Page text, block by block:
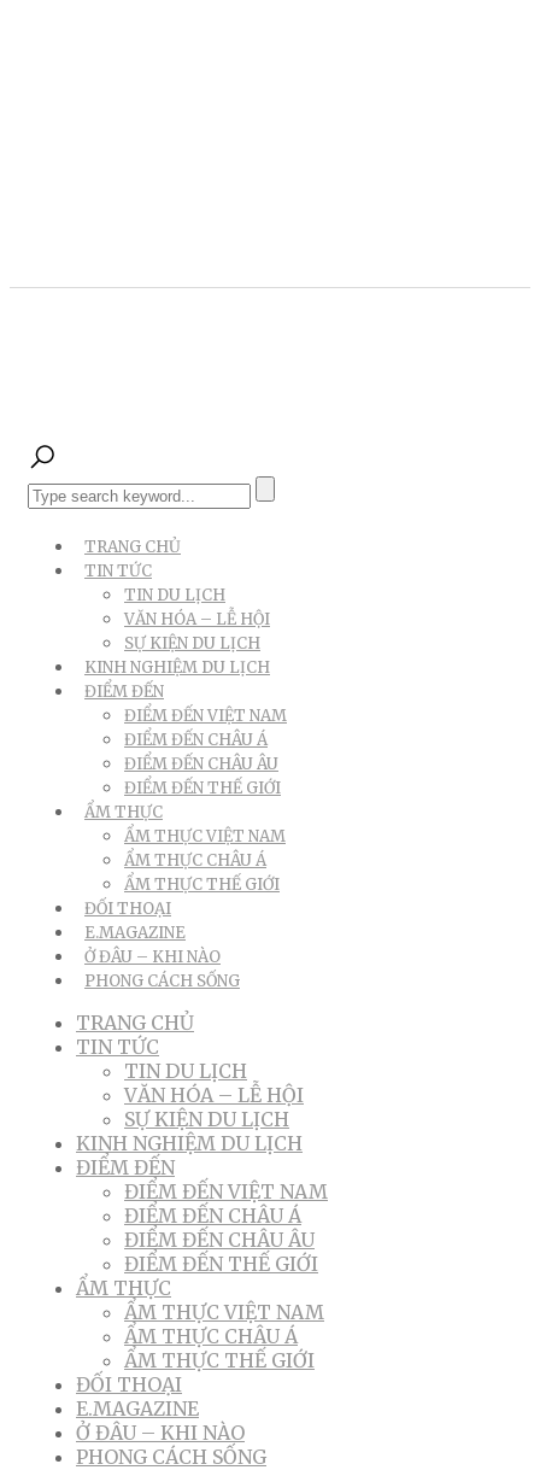
TRANG CHỦ
TIN TỨC
TIN DU LỊCH
VĂN HÓA – LỄ HỘI
SỰ KIỆN DU LỊCH
KINH NGHIỆM DU LỊCH
ĐIỂM ĐẾN
ĐIỂM ĐẾN VIỆT NAM
ĐIỂM ĐẾN CHÂU Á
ĐIỂM ĐẾN CHÂU ÂU
ĐIỂM ĐẾN THẾ GIỚI
ẨM THỰC
ẨM THỰC VIỆT NAM
ẨM THỰC CHÂU Á
ẨM THỰC THẾ GIỚI
ĐỐI THOẠI
E.MAGAZINE
Ở ĐÂU – KHI NÀO
PHONG CÁCH SỐNG
TRANG CHỦ
TIN TỨC
TIN DU LỊCH
VĂN HÓA – LỄ HỘI
SỰ KIỆN DU LỊCH
KINH NGHIỆM DU LỊCH
ĐIỂM ĐẾN
ĐIỂM ĐẾN VIỆT NAM
ĐIỂM ĐẾN CHÂU Á
ĐIỂM ĐẾN CHÂU ÂU
ĐIỂM ĐẾN THẾ GIỚI
ẨM THỰC
ẨM THỰC VIỆT NAM
ẨM THỰC CHÂU Á
ẨM THỰC THẾ GIỚI
ĐỐI THOẠI
E.MAGAZINE
Ở ĐÂU – KHI NÀO
PHONG CÁCH SỐNG